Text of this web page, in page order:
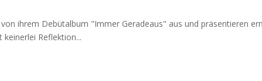
ihrem Debütalbum "Immer Geradeaus" aus und präsentieren
Reflektion...